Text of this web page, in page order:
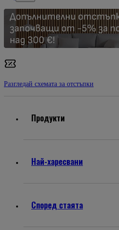
Разгледай схемата за отстъпки
Продукти
Най-харесвани
Според стаята